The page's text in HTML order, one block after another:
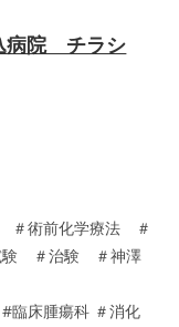
病院 チラシ
術前化学療法 ＃
験 ＃治験 ＃神澤
床腫瘍科 ＃消化